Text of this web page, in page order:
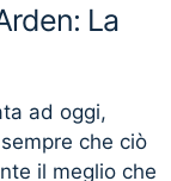
La
ad oggi,
che ciò
il meglio che